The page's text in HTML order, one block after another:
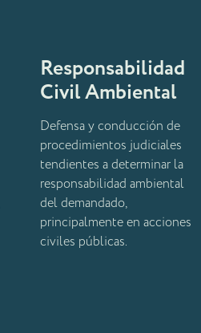
Responsabilidad
Civil Ambiental
Defensa y conducción de
procedimientos judiciales
tendientes a determinar la
responsabilidad ambiental
del demandado,
principalmente en acciones
civiles públicas.